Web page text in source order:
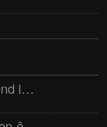
Osmo’Zen VI – 3e Week end international du bien-être